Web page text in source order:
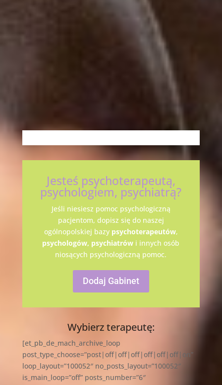
Jesteś psychoterapeutą,
psychologiem, psychiatrą?
Jeśli niesiesz pomoc psychologiczną
pacjentom, dopisz się do naszej
ogólnopolskiej bazy psychoterapeutów,
psychologów, psychiatrów i innych osób
niosących psychologiczną pomoc.
Dodaj Gabinet
Wybierz terapeutę:
[et_pb_de_mach_archive_loop
post_type_choose=”post|off|off|off|off|off|off|on”
loop_layout=”100052″ no_posts_layout=”100052″
is_main_loop=”off” posts_number=”6″